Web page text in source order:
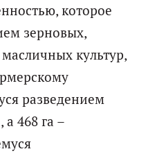
которое
зерновых,
культур,
разведением
а 468 га –